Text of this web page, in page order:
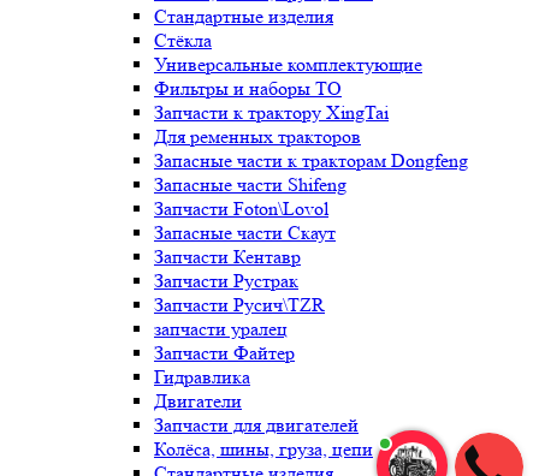
Стандартные изделия
Стёкла
Универсальные комплектующие
Фильтры и наборы ТО
Запчасти к трактору XingTai
Для ременных тракторов
Запасные части к тракторам Dongfeng
Запасные части Shifeng
Запчасти Foton\Lovol
Запасные части Скаут
Запчасти Кентавр
Запчасти Рустрак
Запчасти Русич\TZR
запчасти уралец
Запчасти Файтер
Гидравлика
Двигатели
Запчасти для двигателей
Колёса, шины, груза, цепи